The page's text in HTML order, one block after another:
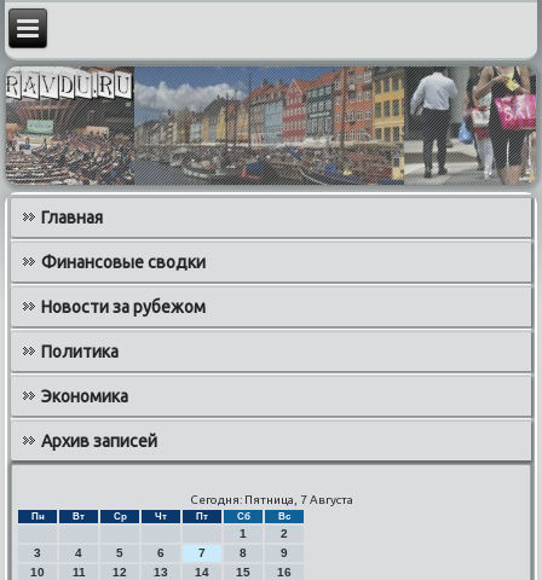
Главная
Финансовые сводки
Новости за рубежом
Политика
Экономика
Архив записей
Сегодня: Пятница, 7 Августа
Пн Вт Ср Чт Пт Сб Вс
1
2
3
4 5 6 7 8
9
10
11 12 13 14 15
16